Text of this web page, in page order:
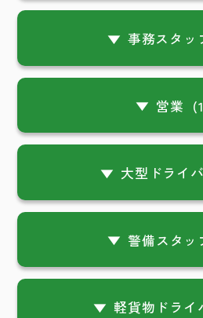
事務スタッ
営業
大型ドライ
警備スタッ
軽貨物ドライ